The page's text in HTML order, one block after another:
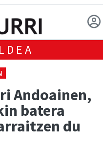
Andoainen,
batera
du